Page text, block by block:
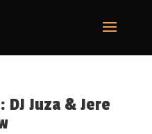
Juza & Jere